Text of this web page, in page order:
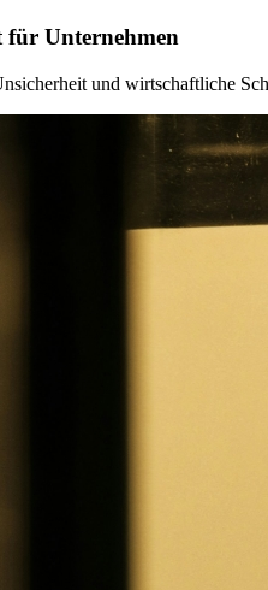
Unternehmen
und wirtschaftliche